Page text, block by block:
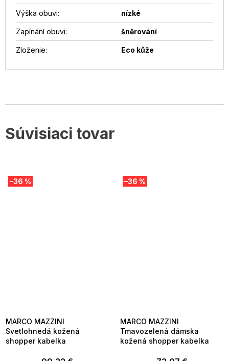
Súvisiaci tovar
–36 %
MARCO MAZZINI
Svetlohnedá kožená
shopper kabelka
–36 %
MARCO MAZZINI
Tmavozelená dámska
kožená shopper kabelka
Výška obuvi: nízké
Zapínání obuvi: šněrování
Zloženie: Eco kůže